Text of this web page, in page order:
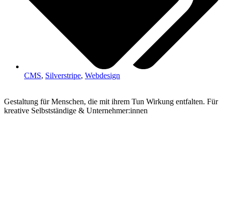
CMS, Silverstripe, Webdesign
Gestaltung für Menschen, die mit ihrem Tun Wirkung entfalten. Für
kreative Selbstständige & Unternehmer:innen